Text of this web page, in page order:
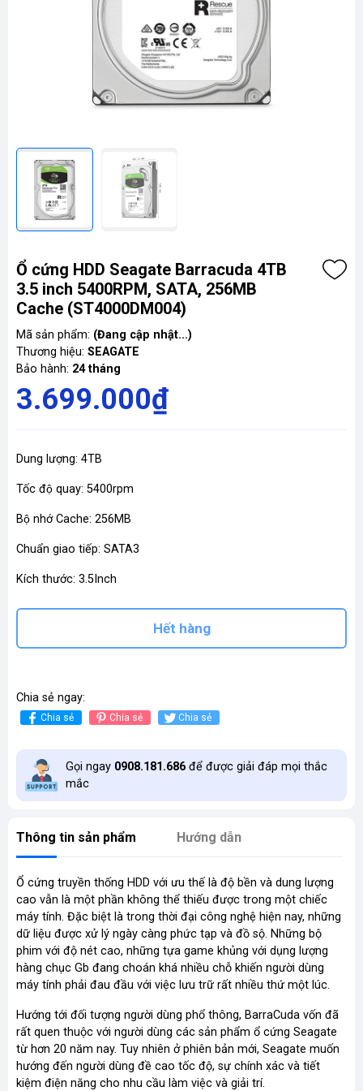
Ổ cứng HDD Seagate Barracuda 4TB
3.5 inch 5400RPM, SATA, 256MB
Cache (ST4000DM004)
Mã sản phẩm: (Đang cập nhật...)
Thương hiệu: SEAGATE
Bảo hành: 24 tháng
3.699.000₫
Dung lượng: 4TB
Tốc độ quay: 5400rpm
Bộ nhớ Cache: 256MB
Chuẩn giao tiếp: SATA3
Kích thước: 3.5Inch
Hết hàng
Chia sẻ ngay:
Chia sẻ Chia sẻ Chia sẻ
Gọi ngay 0908.181.686 để được giải đáp mọi thắc
mắc
Thông tin sản phẩm Hướng dẫn
Ổ cứng truyền thống HDD với ưu thế là độ bền và dung lượng
cao vẫn là một phần không thể thiếu được trong một chiếc
máy tính. Đặc biệt là trong thời đại công nghệ hiện nay, những
dữ liệu được xử lý ngày càng phức tạp và đồ sộ. Những bộ
phim với độ nét cao, những tựa game khủng với dụng lượng
hàng chục Gb đang choán khá nhiều chỗ khiến người dùng
máy tính phải đau đầu với việc lưu trữ rất nhiều thứ một lúc.
Hướng tới đối tượng người dùng phổ thông, BarraCuda vốn đã
rất quen thuộc với người dùng các sản phẩm ổ cứng Seagate
từ hơn 20 năm nay. Tuy nhiên ở phiên bản mới, Seagate muốn
hướng đến người dùng đề cao tốc độ, sự chính xác và tiết
kiệm điện năng cho nhu cầu làm việc và giải trí.